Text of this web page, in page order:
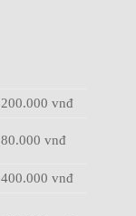
200.000 vnđ
80.000 vnđ
400.000 vnđ